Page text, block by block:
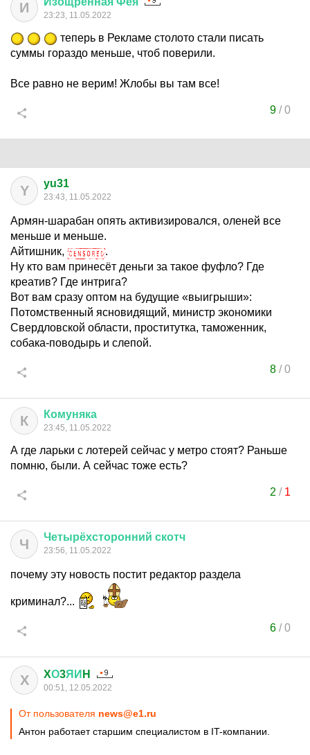
И 23:23, 11.05.2022
теперь в Рекламе столото стали писать
суммы гораздо меньше, чтоб поверили.
Все равно не верим! Жлобы вы там все!
9/0
Y yu31
23:43, 11.05.2022
Армян-шарабан опять активизировался, оленей все
меньше и меньше.
Айтишник,
.
Ну кто вам принесёт деньги за такое фуфло? Где
креатив? Где интрига?
Вот вам сразу оптом на будущие «выигрыши»:
Потомственный ясновидящий, министр экономики
Свердловской области, проститутка, таможенник,
собака-поводырь и слепой.
8/0
К Комуняка
23:45, 11.05.2022
А где ларьки с лотерей сейчас у метро стоят? Раньше
помню, были. А сейчас тоже есть?
2 / 1
Ч Четырёхсторонний скотч
23:56, 11.05.2022
почему эту новость постит редактор раздела
криминал?...
6/0
X XО3ЯИ H
00:51, 12.05.2022
От пользователя news@e1.ru
Антон работает старшим специалистом в IT-компании.